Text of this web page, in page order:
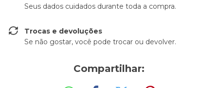
Seus dados cuidados durante toda a compra.
Trocas e devoluções
Se não gostar, você pode trocar ou devolver.
Compartilhar: